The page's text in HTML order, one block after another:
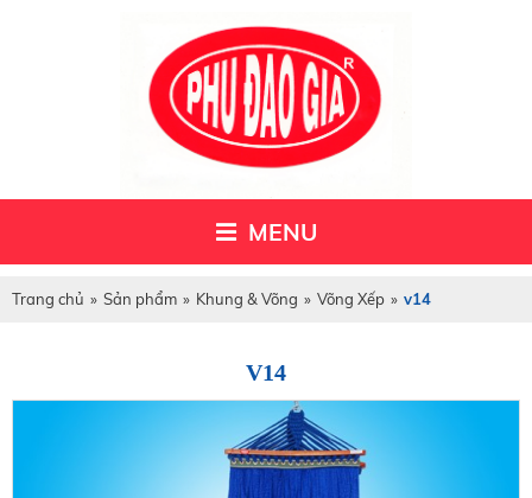
MENU
Trang chủ » Sản phẩm » Khung & Võng » Võng Xếp » v14
V14